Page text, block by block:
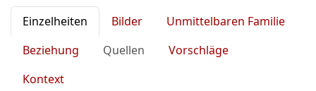
Einzelheiten Bilder
Unmittelbaren Familie
Beziehung
Quellen
Vorschläge
Kontext